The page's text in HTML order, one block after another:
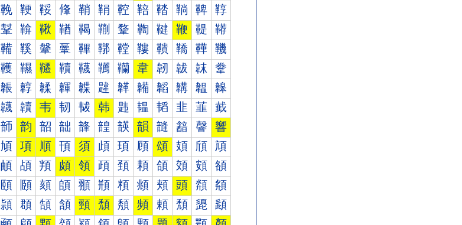
鞔 鞕 鞖 鞗 鞘 鞙 鞚 鞛 鞜 鞝 鞞 鞟
鞤 鞥 鞦 鞧 鞨 鞩 鞪 鞫 鞬 鞭 鞮 鞯
鞴 鞵 鞶 鞷 鞸 鞹 鞺 鞻 鞼 鞽 鞾 鞿
韄 韅 韆 韇 韈 韉 韊 韋 韌 韍 韎 韏
韔 韕 韖 韗 韘 韙 韚 韛 韜 韝 韞 韟
韤 韥 韦 韧 韨 韩 韪 韫 韬 韭 韮 韯
韴 韵 韶 韷 韸 韹 韺 韻 韼 韽 韾 響
頄 項 順 頇 須 頉 頊 頋 頌 頍 頎 頏
頔 頕 頖 頗 領 頙 頚 頛 頜 頝 頞 頟
頤 頥 頦 頧 頨 頩 頪 頫 頬 頭 頮 頯
頴 頵 頶 頷 頸 頹 頺 頻 頼 頽 頾 頿